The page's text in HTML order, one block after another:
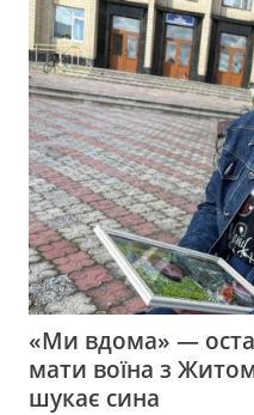
«Ми вдома» —
мати воїна з
шукає сина